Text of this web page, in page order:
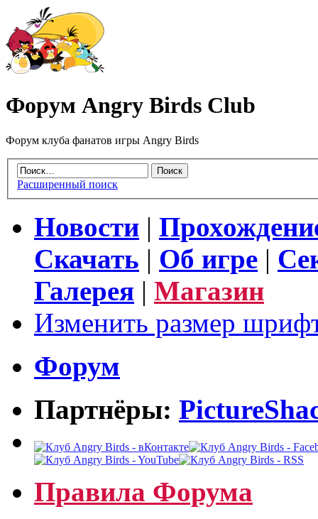
Форум Angry Birds Club
Форум клуба фанатов игры Angry Birds
Расширенный поиск
Новости |
Скачать | Об игре |
Галерея | Магазин
Изменить размер
Форум
Партнёры:
Правила Форума